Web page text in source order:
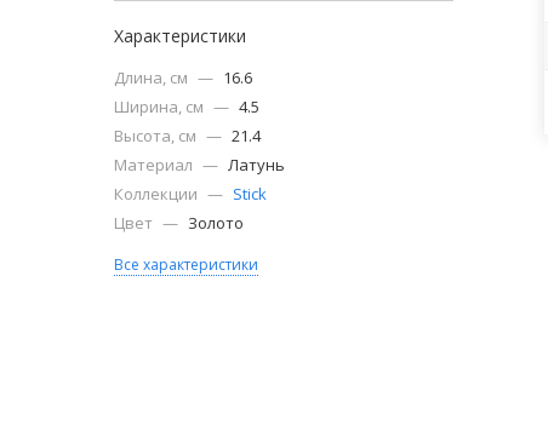
Характеристики
Длина, см — 16.6
Ширина, см — 4.5
Высота, см — 21.4
Материал — Латунь
Коллекции — Stick
Цвет — Золото
Все характеристики